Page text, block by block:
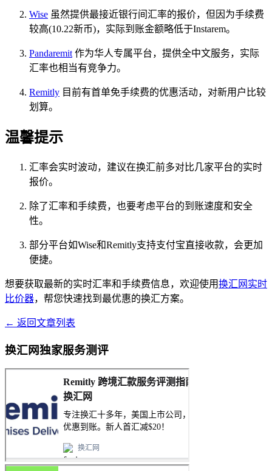
Wise 虽然提供最接近银行间汇率的报价，但因为手续费
较高(10.22新币)，实际到账金额略低于Instarem。
Pandaremit 作为华人专属平台，提供全中文服务，实际
汇率也相当有竞争力。
Remitly 目前有首单免手续费的优惠活动，对新用户比较
划算。
温馨提示
汇率会实时波动，建议在换汇前多对比几家平台的实时
报价。
除了汇率和手续费，也要考虑平台的到账速度和安全
性。
部分平台如Wise和Remitly支持支付宝直接收款，会更加
便捷。
想要获取最新的实时汇率和手续费信息，欢迎使用换汇网实时
比价器，帮您快速找到最优惠的换汇方案。
← 返回文章列表
换汇网独家服务测评